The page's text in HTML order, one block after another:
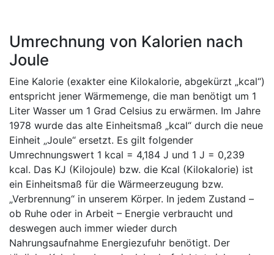
Umrechnung von Kalorien nach
Joule
Eine Kalorie (exakter eine Kilokalorie, abgekürzt „kcal“)
entspricht jener Wärmemenge, die man benötigt um 1
Liter Wasser um 1 Grad Celsius zu erwärmen. Im Jahre
1978 wurde das alte Einheitsmaß „kcal“ durch die neue
Einheit „Joule“ ersetzt. Es gilt folgender
Umrechnungswert 1 kcal = 4,184 J und 1 J = 0,239
kcal. Das KJ (Kilojoule) bzw. die Kcal (Kilokalorie) ist
ein Einheitsmaß für die Wärmeerzeugung bzw.
„Verbrennung“ in unserem Körper. In jedem Zustand –
ob Ruhe oder in Arbeit – Energie verbraucht und
deswegen auch immer wieder durch
Nahrungsaufnahme Energiezufuhr benötigt. Der